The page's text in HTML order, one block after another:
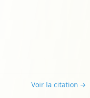
Voir la citation →